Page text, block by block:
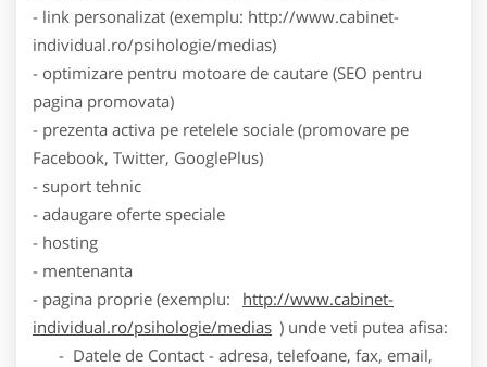
- link personalizat (exemplu: http://www.cabinet-
individual.ro/psihologie/medias)
- optimizare pentru motoare de cautare (SEO pentru
pagina promovata)
- prezenta activa pe retelele sociale (promovare pe
Facebook, Twitter, GooglePlus)
- suport tehnic
- adaugare oferte speciale
- hosting
- mentenanta
- pagina proprie (exemplu:
http://www.cabinet-
individual.ro/psihologie/medias ) unde veti putea afisa:
- Datele de Contact - adresa, telefoane, fax, email,